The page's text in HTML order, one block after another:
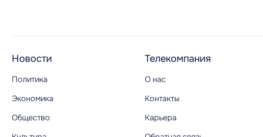
Новости
Политика
Экономика
Общество
Телекомпания
О нас
Контакты
Карьера